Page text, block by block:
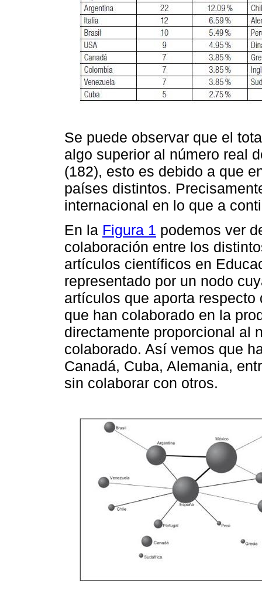
Se puede observar que el
algo superior al número real
(182), esto es debido a que
países distintos.
internacional en lo que a
En la Figura 1 podemos ver
colaboración entre los
artículos cientíﬁcos en
representado por un nodo
artículos que aporta
que han colaborado en la
directamente proporcional al
colaborado. Así vemos que
Canadá, Cuba, Alemania,
sin colaborar con otros.